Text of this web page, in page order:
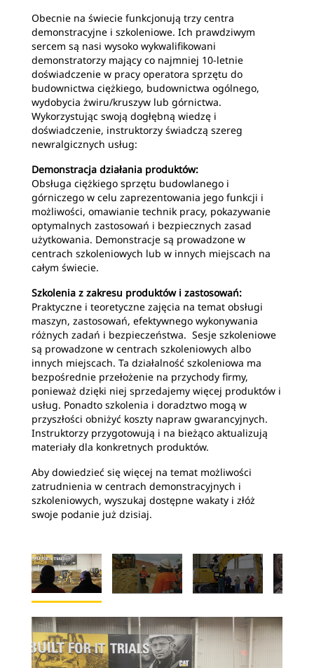
Obecnie na świecie funkcjonują trzy centra
demonstracyjne i szkoleniowe. Ich prawdziwym
sercem są nasi wysoko wykwalifikowani
demonstratorzy mający co najmniej 10-letnie
doświadczenie w pracy operatora sprzętu do
budownictwa ciężkiego, budownictwa ogólnego,
wydobycia żwiru/kruszyw lub górnictwa.
Wykorzystując swoją dogłębną wiedzę i
doświadczenie, instruktorzy świadczą szereg
newralgicznych usług:
Demonstracja działania produktów:
Obsługa ciężkiego sprzętu budowlanego i
górniczego w celu zaprezentowania jego funkcji i
możliwości, omawianie technik pracy, pokazywanie
optymalnych zastosowań i bezpiecznych zasad
użytkowania. Demonstracje są prowadzone w
centrach szkoleniowych lub w innych miejscach na
całym świecie.
Szkolenia z zakresu produktów i zastosowań:
Praktyczne i teoretyczne zajęcia na temat obsługi
maszyn, zastosowań, efektywnego wykonywania
różnych zadań i bezpieczeństwa. Sesje szkoleniowe
są prowadzone w centrach szkoleniowych albo
innych miejscach. Ta działalność szkoleniowa ma
bezpośrednie przełożenie na przychody firmy,
ponieważ dzięki niej sprzedajemy więcej produktów i
usług. Ponadto szkolenia i doradztwo mogą w
przyszłości obniżyć koszty napraw gwarancyjnych.
Instruktorzy przygotowują i na bieżąco aktualizują
materiały dla konkretnych produktów.
Aby dowiedzieć się więcej na temat możliwości
zatrudnienia w centrach demonstracyjnych i
szkoleniowych, wyszukaj dostępne wakaty i złóż
swoje podanie już dzisiaj.